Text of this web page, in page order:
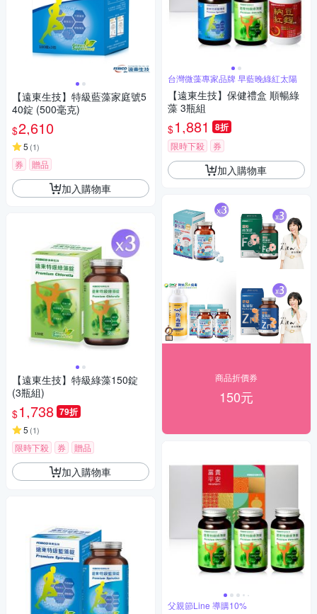
【遠東生技】特級藍藻家庭號5
40錠 (500毫克)
$2,610
5 (1)
券 贈品
加入購物車
【遠東生技】特級綠藻150錠
(3瓶組)
$1,738 79折
5 (1)
限時下殺 券 贈品
加入購物車
台灣微藻專家品牌 早藍晚綠紅太陽
【遠東生技】保健禮盒 順暢綠
藻 3瓶組
$1,881 8折
限時下殺 券
加入購物車
商品折價券
150元
父親節Line 導購10%